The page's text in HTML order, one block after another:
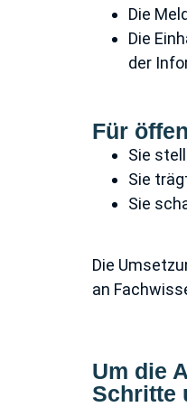
Die
Die
der
Für
Sie
Sie
Sie
Die
an
Um die
Schritte